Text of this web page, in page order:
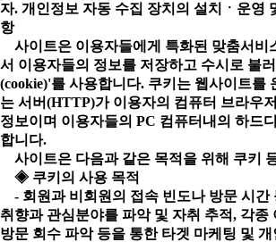
자. 개인정보 자동 수집 장치의 설치ㆍ운영
항
사이트은 이용자들에게 특화된 맞춤서비
서 이용자들의 정보를 저장하고 수시로 불
(cookie)'를 사용합니다. 쿠키는 웹사이트를
는 서버(HTTP)가 이용자의 컴퓨터 브라우
정보이며 이용자들의 PC 컴퓨터내의 하드
합니다.
사이트은 다음과 같은 목적을 위해 쿠키
◈ 쿠키의 사용 목적
- 회원과 비회원의 접속 빈도나 방문 시간
취향과 관심분야를 파악 및 자취 추적, 각종
방문 회수 파악 등을 통한 타겟 마케팅 및